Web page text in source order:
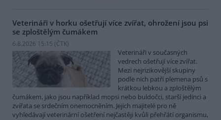
Veterináři v horku ošetřují více zvířat, ohrožení jsou psi
se zploštělým čumákem
6.8.2026 15:15 (ČTK)
Veterináři v současných
vedrech ošetřují více zvířat.
Mezi nejrizikovější skupiny
podle nich patří plemena psů s
krátkou lebkou a zploštělým
čumákem, jako jsou například mopsi nebo buldočci, starší jedinci a
zvířata se srdečním onemocněním. Jejich majitelé pro ně
vyhledávají veterinární ošetření nejčastěji kvůli přehřátí organismu,